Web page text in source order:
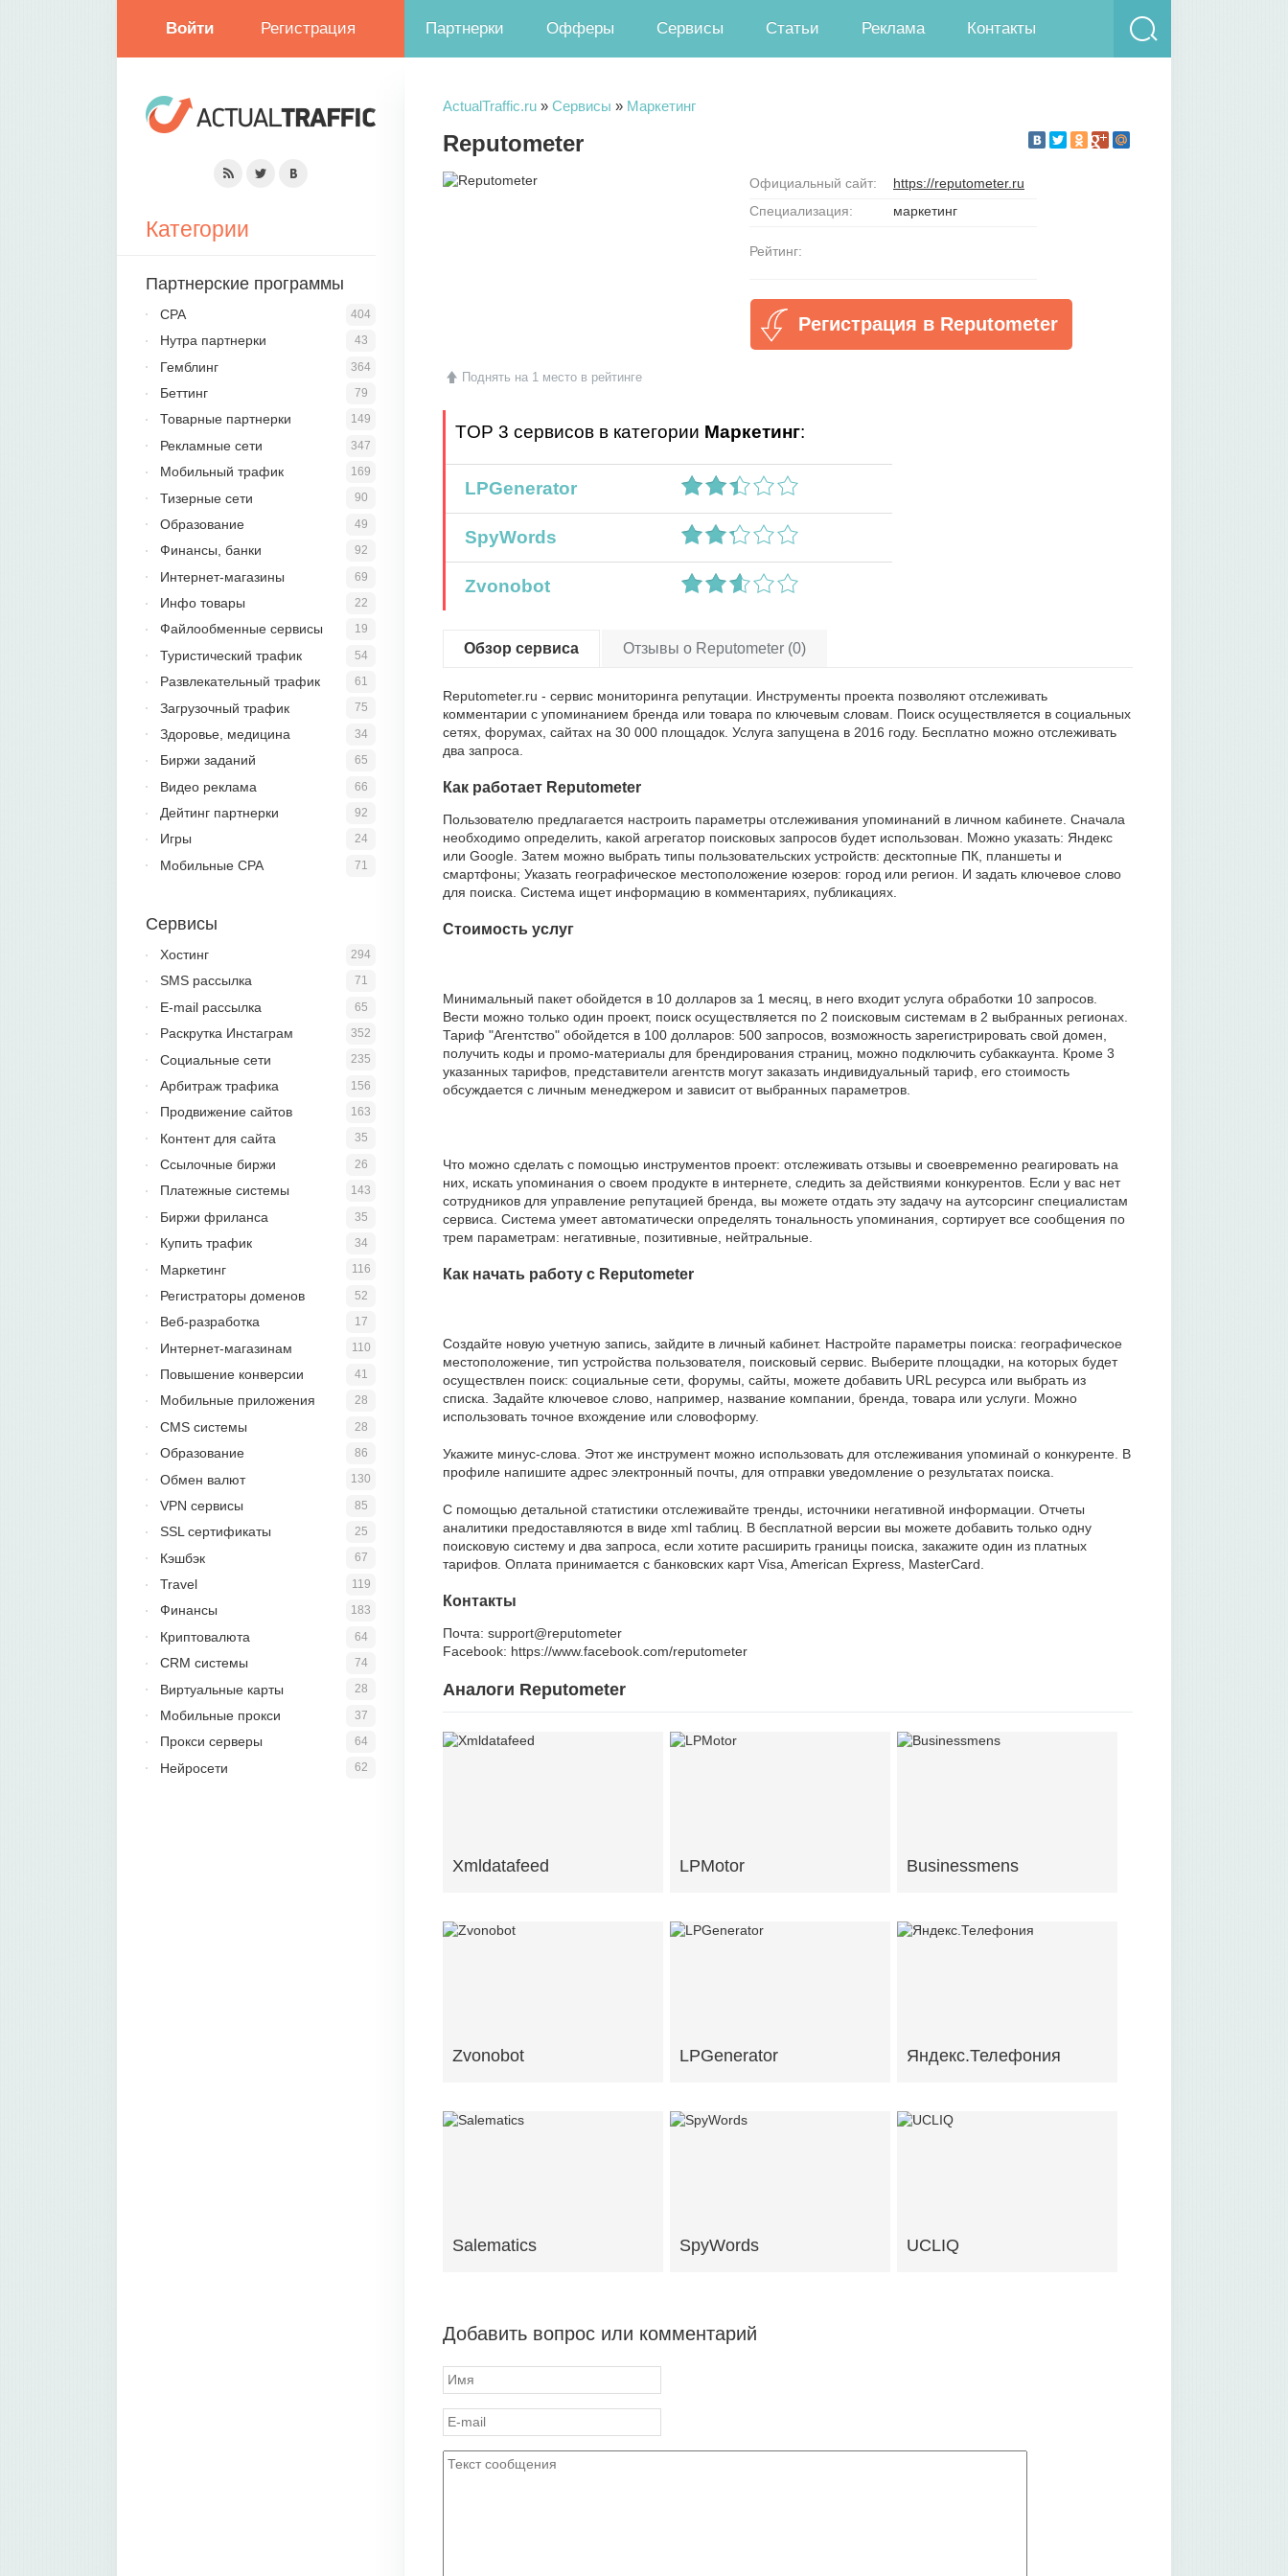
Войти Регистрация Партнерки Офферы Сервисы Статьи Реклама Контакты
ActualTraffic.ru » Сервисы » Маркетинг
Reputometer
Поднять на 1 место в рейтинге
Официальный сайт:
https://reputometer.ru
Специализация:
маркетинг
Рейтинг:
Регистрация в Reputometer
TOP 3 сервисов в категории Маркетинг:
LPGenerator
SpyWords
Zvonobot
Обзор сервиса Отзывы о Reputometer (0)
Reputometer.ru - сервис мониторинга репутации. Инструменты проекта позволяют отслеживать
комментарии с упоминанием бренда или товара по ключевым словам. Поиск осуществляется в социальных
сетях, форумах, сайтах на 30 000 площадок. Услуга запущена в 2016 году. Бесплатно можно отслеживать
два запроса.
Как работает Reputometer
Пользователю предлагается настроить параметры отслеживания упоминаний в личном кабинете. Сначала
необходимо определить, какой агрегатор поисковых запросов будет использован. Можно указать: Яндекс
или Google. Затем можно выбрать типы пользовательских устройств: десктопные ПК, планшеты и
смартфоны; Указать географическое местоположение юзеров: город или регион. И задать ключевое слово
для поиска. Система ищет информацию в комментариях, публикациях.
Стоимость услуг
Минимальный пакет обойдется в 10 долларов за 1 месяц, в него входит услуга обработки 10 запросов.
Вести можно только один проект, поиск осуществляется по 2 поисковым системам в 2 выбранных регионах.
Тариф "Агентство" обойдется в 100 долларов: 500 запросов, возможность зарегистрировать свой домен,
получить коды и промо-материалы для брендирования страниц, можно подключить субаккаунта. Кроме 3
указанных тарифов, представители агентств могут заказать индивидуальный тариф, его стоимость
обсуждается с личным менеджером и зависит от выбранных параметров.
Что можно сделать с помощью инструментов проект: отслеживать отзывы и своевременно реагировать на
них, искать упоминания о своем продукте в интернете, следить за действиями конкурентов. Если у вас нет
сотрудников для управление репутацией бренда, вы можете отдать эту задачу на аутсорсинг специалистам
сервиса. Система умеет автоматически определять тональность упоминания, сортирует все сообщения по
трем параметрам: негативные, позитивные, нейтральные.
Как начать работу с Reputometer
Создайте новую учетную запись, зайдите в личный кабинет. Настройте параметры поиска: географическое
местоположение, тип устройства пользователя, поисковый сервис. Выберите площадки, на которых будет
осуществлен поиск: социальные сети, форумы, сайты, можете добавить URL ресурса или выбрать из
списка. Задайте ключевое слово, например, название компании, бренда, товара или услуги. Можно
использовать точное вхождение или словоформу.
Укажите минус-слова. Этот же инструмент можно использовать для отслеживания упоминай о конкуренте. В
профиле напишите адрес электронный почты, для отправки уведомление о результатах поиска.
С помощью детальной статистики отслеживайте тренды, источники негативной информации. Отчеты
аналитики предоставляются в виде xml таблиц. В бесплатной версии вы можете добавить только одну
поисковую систему и два запроса, если хотите расширить границы поиска, закажите один из платных
тарифов. Оплата принимается с банковских карт Visa, American Express, MasterCard.
Контакты
Почта: support@reputometer
Facebook: https://www.facebook.com/reputometer
Аналоги Reputometer
Xmldatafeed LPMotor Businessmens
Zvonobot LPGenerator Яндекс.Телефония
Salematics SpyWords UCLIQ
Добавить вопрос или комментарий
Категории
Партнерские программы
404
CPA
43
Нутра партнерки
364
Гемблинг
79
Беттинг
149
Товарные партнерки
347
Рекламные сети
169
Мобильный трафик
90
Тизерные сети
49
Образование
92
Финансы, банки
69
Интернет-магазины
22
Инфо товары
19
Файлообменные сервисы
54
Туристический трафик
61
Развлекательный трафик
75
Загрузочный трафик
34
Здоровье, медицина
65
Биржи заданий
66
Видео реклама
92
Дейтинг партнерки
24
Игры
71
Мобильные CPA
Сервисы
294
Хостинг
71
SMS рассылка
65
E-mail рассылка
352
Раскрутка Инстаграм
235
Социальные сети
156
Арбитраж трафика
163
Продвижение сайтов
35
Контент для сайта
26
Ссылочные биржи
143
Платежные системы
35
Биржи фриланса
34
Купить трафик
116
Маркетинг
52
Регистраторы доменов
17
Веб-разработка
110
Интернет-магазинам
41
Повышение конверсии
28
Мобильные приложения
28
CMS системы
86
Образование
130
Обмен валют
85
VPN сервисы
25
SSL сертификаты
67
Кэшбэк
119
Travel
183
Финансы
64
Криптовалюта
74
CRM системы
28
Виртуальные карты
37
Мобильные прокси
64
Прокси серверы
62
Нейросети